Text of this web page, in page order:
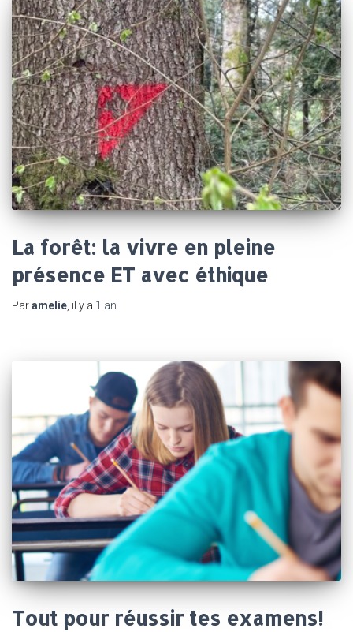
La forêt: la vivre en pleine
présence ET avec éthique
Paramelie , il y a 1 an
Tout pour réussir tes examens!